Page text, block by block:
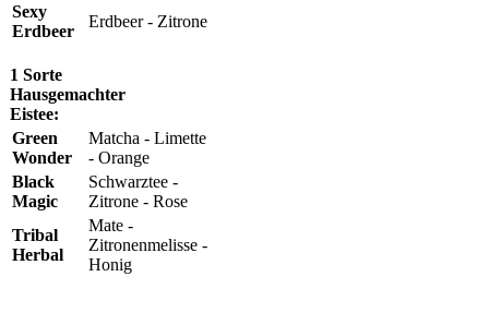
Sexy
Erdbeer
Erdbeer - Zitrone
1 Sorte
Hausgemachter
Eistee:
Green
Wonder
Matcha - Limette
- Orange
Black
Magic
Schwarztee -
Zitrone - Rose
Tribal
Herbal
Mate -
Zitronenmelisse -
Honig